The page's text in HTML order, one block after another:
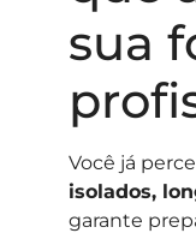
sua
Você já
isolados,
garante